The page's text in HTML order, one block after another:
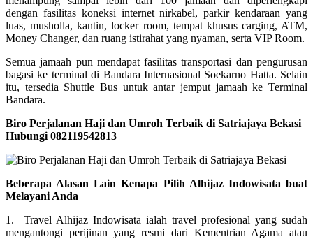
dengan fasilitas koneksi internet nirkabel, parkir kendaraan yang
luas, musholla, kantin, locker room, tempat khusus carging, ATM,
Money Changer, dan ruang istirahat yang nyaman, serta VIP Room.
Semua jamaah pun mendapat fasilitas transportasi dan pengurusan
bagasi ke terminal di Bandara Internasional Soekarno Hatta. Selain
itu, tersedia Shuttle Bus untuk antar jemput jamaah ke Terminal
Bandara.
Biro Perjalanan Haji dan Umroh Terbaik di Satriajaya Bekasi
Hubungi 082119542813
Beberapa Alasan Lain Kenapa Pilih Alhijaz Indowisata buat
Melayani Anda
1. Travel Alhijaz Indowisata ialah travel profesional yang sudah
mengantongi perijinan yang resmi dari Kementrian Agama atau